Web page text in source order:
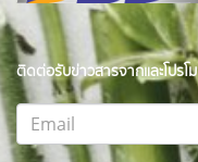
ติดต่อรับข่าวสารจากและโปรโ